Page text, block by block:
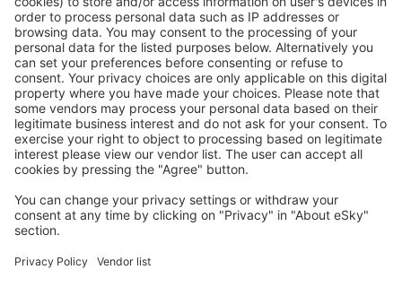
szolgálhatunk.
Próbáld meg még egyszer más kritériumot kiválasztva
Copyright © eSky.hu Minden jog fenntartva.